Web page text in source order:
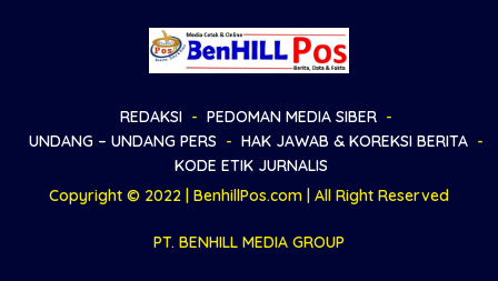
REDAKSI
PEDOMAN MEDIA SIBER
UNDANG – UNDANG PERS
HAK JAWAB & KOREKSI BERITA
KODE ETIK JURNALIS
Copyright © 2022 | BenhillPos.com | All Right Reserved
PT. BENHILL MEDIA GROUP